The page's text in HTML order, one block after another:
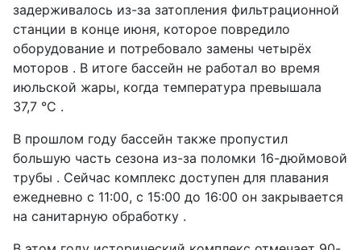
задерживалось из-за затопления фильтрационной
станции в конце июня, которое повредило
оборудование и потребовало замены четырёх
моторов . В итоге бассейн не работал во время
июльской жары, когда температура превышала
37,7 °C .
В прошлом году бассейн также пропустил
большую часть сезона из-за поломки 16-дюймовой
трубы . Сейчас комплекс доступен для плавания
ежедневно с 11:00, с 15:00 до 16:00 он закрывается
на санитарную обработку .